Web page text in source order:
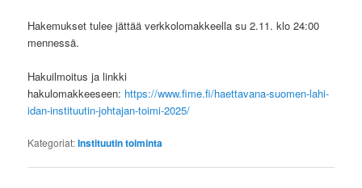
Hakemukset tulee jättää verkkolomakkeella su 2.11. klo 24:00
mennessä.
Hakuilmoitus ja linkki
hakulomakkeeseen: https://www.fime.fi/haettavana-suomen-lahi-
idan-instituutin-johtajan-toimi-2025/
Kategoriat:Instituutin toiminta